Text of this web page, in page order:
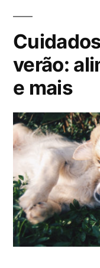
verão:
e mais